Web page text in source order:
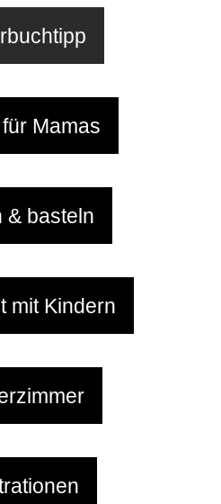
Mamas
& basteln
mit Kindern